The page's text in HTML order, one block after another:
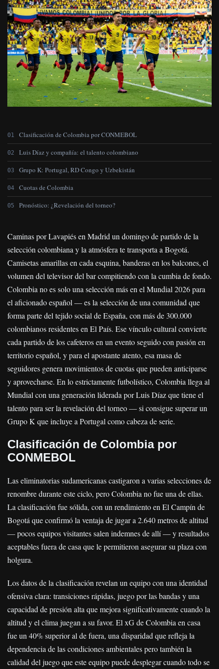
Clasificación de Colombia por CONMEBOL
Luis Díaz y compañía: el talento colombiano
Grupo K: Portugal, RD Congo y Uzbekistán
Cuotas de Colombia
Pronóstico: ¿Revelación del torneo?
Caminas por Lavapiés en Madrid un domingo de partido de la
selección colombiana y la atmósfera te transporta a Bogotá.
Camisetas amarillas en cada esquina, banderas en los balcones, el
volumen del televisor del bar compitiendo con la cumbia de fondo.
Colombia no es solo una selección más en el Mundial 2026 para
el aficionado español — es la selección de una comunidad que
forma parte del tejido social de España, con más de 300.000
colombianos residentes en El País. Ese vínculo cultural convierte
cada partido de los cafeteros en un evento seguido con pasión en
territorio español, y para el apostante atento, esa masa de
seguidores genera movimientos de cuotas que pueden anticiparse
y aprovecharse. En lo estrictamente futbolístico, Colombia llega al
Mundial con una generación liderada por Luis Díaz que tiene el
talento para ser la revelación del torneo — si consigue superar un
Grupo K que incluye a Portugal como cabeza de serie.
Clasificación de Colombia por
CONMEBOL
Las eliminatorias sudamericanas castigaron a varias selecciones de
renombre durante este ciclo, pero Colombia no fue una de ellas.
La clasificación fue sólida, con un rendimiento en El Campín de
Bogotá que confirmó la ventaja de jugar a 2.640 metros de altitud
— pocos equipos visitantes salen indemnes de allí — y resultados
aceptables fuera de casa que le permitieron asegurar su plaza con
holgura.
Los datos de la clasificación revelan un equipo con una identidad
ofensiva clara: transiciones rápidas, juego por las bandas y una
capacidad de presión alta que mejora significativamente cuando la
altitud y el clima juegan a su favor. El xG de Colombia en casa
fue un 40% superior al de fuera, una disparidad que refleja la
dependencia de las condiciones ambientales pero también la
calidad del juego que este equipo puede desplegar cuando todo se